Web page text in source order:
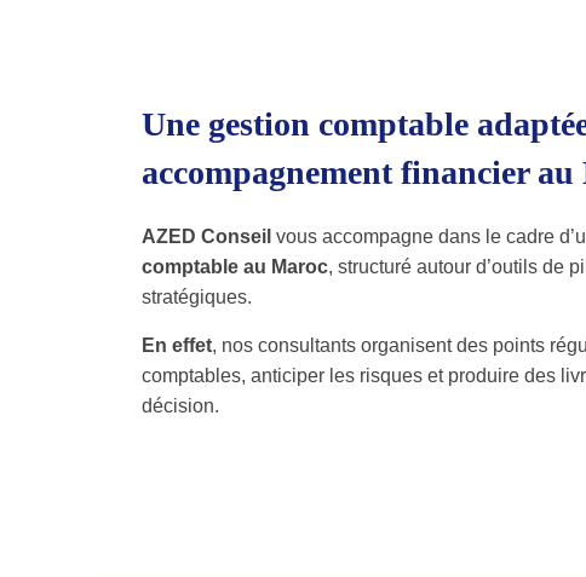
Une gestion comptable
accompagnement financier au
AZED Conseil vous accompagne dans le cadre
comptable au Maroc, structuré autour d’outils de
stratégiques.
En effet, nos consultants organisent des points
comptables, anticiper les risques et produire des
décision.